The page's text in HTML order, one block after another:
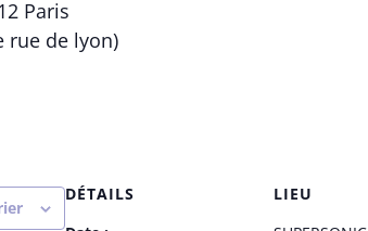
Paris
rue de lyon)
DÉTAILS
LIEU